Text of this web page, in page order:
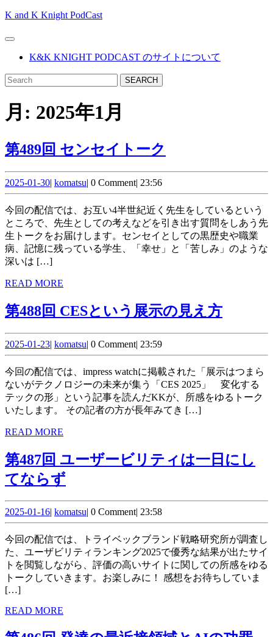
Skip
content
K and K Knight PodCast
Open
ButtonK&K KNIGHT PODCAST のサイトについて
CLOSE
BUTTON
Search
for:
月: 2025年1月
第489回 センセイトーク
セ
ン
セ
ー
ク
2025-01-302025-
01-
30
| komatsukomatsu
| 0 Comment| 23:56
今回の配信では、お互い4半世紀近く先生をしているという
ところで、先生としての考えなどを引き出す質問をしあう先
生トークをお届けします。センセイとしての黒歴史や職業
病、記憶に残っている学生、「幸せ」と「苦しみ」のような
深いは […]
READ MORE
第488回 CESという展示の見え方第
CES
と
い
示
見
え
方
2025-01-232025-
01-
23
| komatsukomatsu
| 0 Comment| 23:59
今回の配信では、impress watchに掲載された「展示はつまら
ないがテクノロジーの未来が集う「CES 2025」 変化する
テックの形」という記事を読んだKKが、所感をゆるトーク
いたします。 その記者の方が長年みてき […]
READ MORE
第487回 ユーザービリティは一日にし
てならず第
回
ユ
ー
ザ
リ
2025-01-162025-
01-
16
| komatsukomatsu
| 0 Comment| 23:58
今回の配信では、トライベックブランド戦略研究所が調査し
た、ユーザビリティランキング2025で優秀な結果が出たサイ
トを閲覧しながら、評価の高いサイトに関しての所感をゆる
トークしていきます。お楽しみに！ 感想をお待ちしていま
[…]
READ MORE